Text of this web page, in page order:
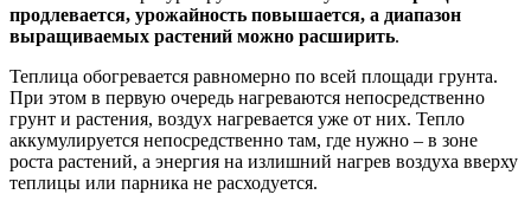
продлевается, урожайность повышается, а диапазон
выращиваемых растений можно расширить.
Теплица обогревается равномерно по всей площади грунта.
При этом в первую очередь нагреваются непосредственно
грунт и растения, воздух нагревается уже от них. Тепло
аккумулируется непосредственно там, где нужно – в зоне
роста растений, а энергия на излишний нагрев воздуха вверху
теплицы или парника не расходуется.